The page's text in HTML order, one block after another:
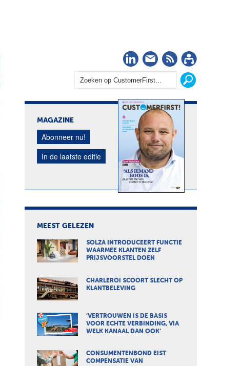
LinkedIn
Nieuwsbrief
RSS
MAGAZINE
Abonneer nu!
In de laatste editie
MEEST GELEZEN
SOLZA INTRODUCEERT FUNCTIE
WAARMEE KLANTEN ZELF
PRIJSVOORSTEL DOEN
CHARLEROI SCOORT SLECHT OP
KLANTBELEVING
‘VERTROUWEN IS DE BASIS
VOOR ECHTE VERBINDING, VIA
WELK KANAAL DAN OOK’
CONSUMENTENBOND EIST
COMPENSATIE VAN